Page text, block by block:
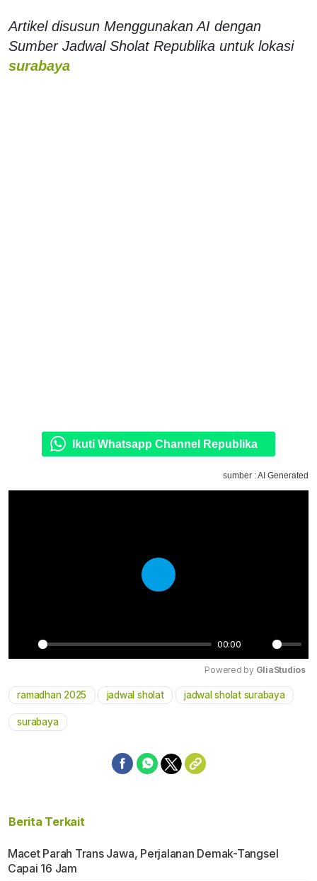
Artikel disusun Menggunakan AI dengan
Sumber Jadwal Sholat Republika untuk lokasi
surabaya
Ikuti Whatsapp Channel Republika
sumber : AI Generated
Play
00:00
Mute
Play
Powered by GliaStudios
ramadhan 2025 jadwal sholat jadwal sholat surabaya
surabaya
Berita Terkait
Macet Parah Trans Jawa, Perjalanan Demak-Tangsel
Capai 16 Jam